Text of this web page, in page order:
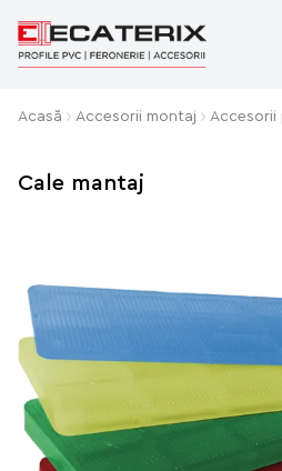
Acasă Аccesorii montaj Accesorii
Cale mantaj